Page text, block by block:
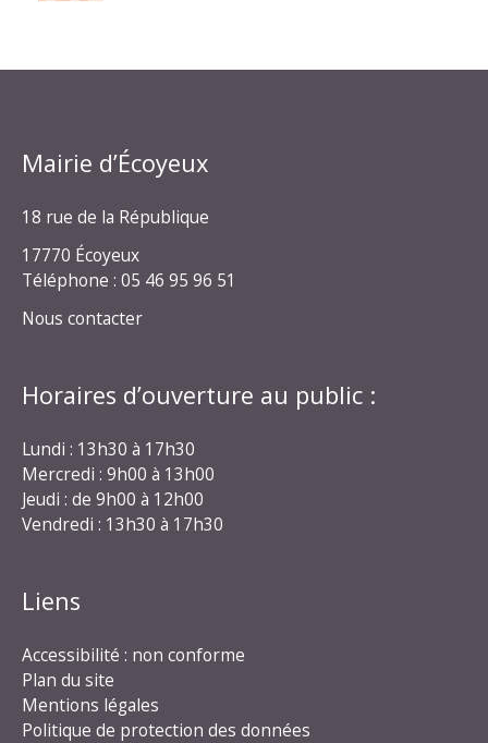
Mairie d’Écoyeux
18 rue de la République
17770 Écoyeux
Téléphone : 05 46 95 96 51
Nous contacter
Horaires d’ouverture au public :
Lundi : 13h30 à 17h30
Mercredi : 9h00 à 13h00
Jeudi : de 9h00 à 12h00
Vendredi : 13h30 à 17h30
Liens
Accessibilité : non conforme
Plan du site
Mentions légales
Politique de protection des données